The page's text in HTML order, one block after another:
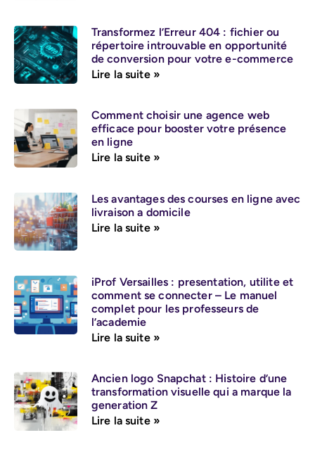
Transformez l’Erreur 404 : fichier ou
répertoire introuvable en opportunité
de conversion pour votre e-commerce
Lire la suite »
Comment choisir une agence web
efficace pour booster votre présence
en ligne
Lire la suite »
Les avantages des courses en ligne avec
livraison a domicile
Lire la suite »
iProf Versailles : presentation, utilite et
comment se connecter – Le manuel
complet pour les professeurs de
l’academie
Lire la suite »
Ancien logo Snapchat : Histoire d’une
transformation visuelle qui a marque la
generation Z
Lire la suite »